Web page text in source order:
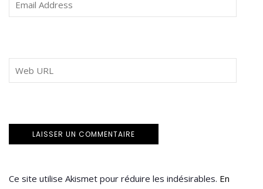
Ce site utilise Akismet pour réduire les indésirables. En